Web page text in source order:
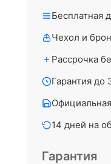
Бесплатная
Чехол и
Рассрочка
Гарантия до
14 дней на
Гарантия